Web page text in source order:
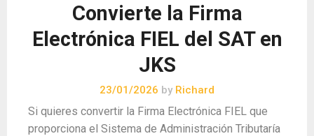
Convierte la Firma
Electrónica FIEL del SAT en
JKS
23/01/2026 by Richard
Si quieres convertir la Firma Electrónica FIEL que
proporciona el Sistema de Administración Tributaría